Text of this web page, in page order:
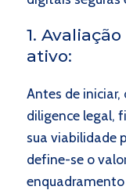
1.
ativo:
Antes de
diligence legal,
sua viabilidade
define-se o